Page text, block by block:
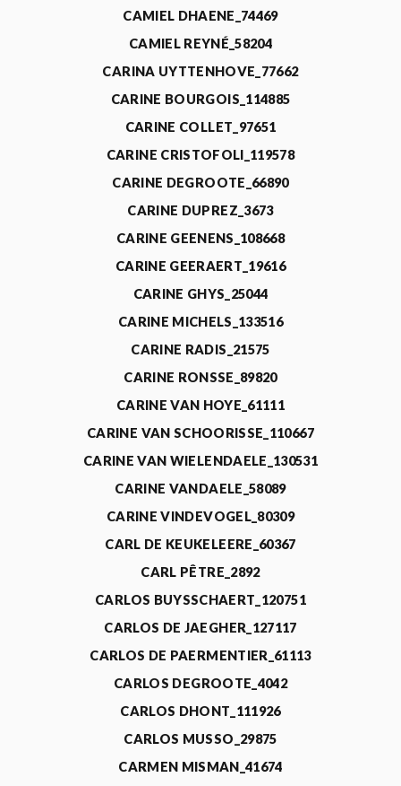
CAMIEL DHAENE_74469
CAMIEL REYNÉ_58204
CARINA UYTTENHOVE_77662
CARINE BOURGOIS_114885
CARINE COLLET_97651
CARINE CRISTOFOLI_119578
CARINE DEGROOTE_66890
CARINE DUPREZ_3673
CARINE GEENENS_108668
CARINE GEERAERT_19616
CARINE GHYS_25044
CARINE MICHELS_133516
CARINE RADIS_21575
CARINE RONSSE_89820
CARINE VAN HOYE_61111
CARINE VAN SCHOORISSE_110667
CARINE VAN WIELENDAELE_130531
CARINE VANDAELE_58089
CARINE VINDEVOGEL_80309
CARL DE KEUKELEERE_60367
CARL PÊTRE_2892
CARLOS BUYSSCHAERT_120751
CARLOS DE JAEGHER_127117
CARLOS DE PAERMENTIER_61113
CARLOS DEGROOTE_4042
CARLOS DHONT_111926
CARLOS MUSSO_29875
CARMEN MISMAN_41674